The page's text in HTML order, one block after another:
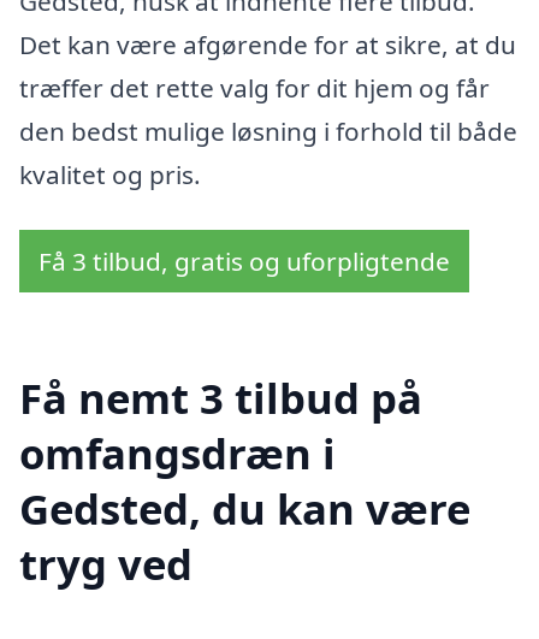
Det kan være afgørende for at sikre, at du
træffer det rette valg for dit hjem og får
den bedst mulige løsning i forhold til både
kvalitet og pris.
Få 3 tilbud, gratis og uforpligtende
Få nemt 3 tilbud på
omfangsdræn i
Gedsted, du kan være
tryg ved